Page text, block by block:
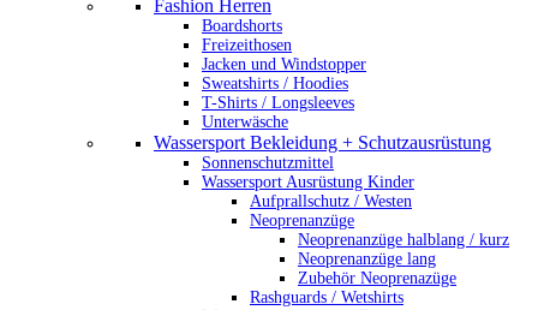
Fashion Herren
Boardshorts
Freizeithosen
Jacken und Windstopper
Sweatshirts / Hoodies
T-Shirts / Longsleeves
Unterwäsche
Wassersport Bekleidung + Schutzausrüstung
Sonnenschutzmittel
Wassersport Ausrüstung Kinder
Aufprallschutz / Westen
Neoprenanzüge
Neoprenanzüge halblang / kurz
Neoprenanzüge lang
Zubehör Neoprenazüge
Rashguards / Wetshirts